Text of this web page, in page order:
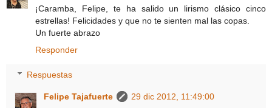
¡Caramba, Felipe, te ha salido un lirismo clásico cinco
estrellas! Felicidades y que no te sienten mal las copas.
Un fuerte abrazo
Responder
Respuestas
Felipe Tajafuerte
29 dic 2012, 11:49:00